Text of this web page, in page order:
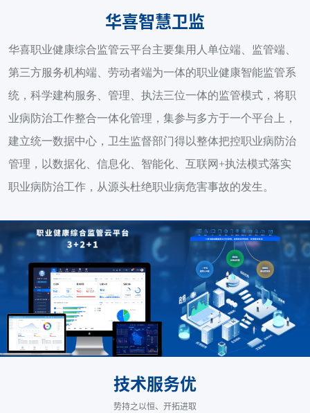
华喜智慧卫监
华喜职业健康综合监管云平台主要集用人单位端、监管端、
第三方服务机构端、劳动者端为一体的职业健康智能监管系
统，科学建构服务、管理、执法三位一体的监管模式，将职
业病防治工作整合一体化管理，集参与多方于一个平台上，
建立统一数据中心，卫生监督部门得以整体把控职业病防治
管理，以数据化、信息化、智能化、互联网+执法模式落实
职业病防治工作，从源头杜绝职业病危害事故的发生。
技术服务优
势持之以恒、开拓进取